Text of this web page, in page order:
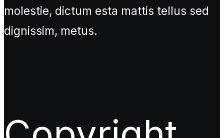
molestie, dictum esta mattis tellus sed
dignissim, metus.